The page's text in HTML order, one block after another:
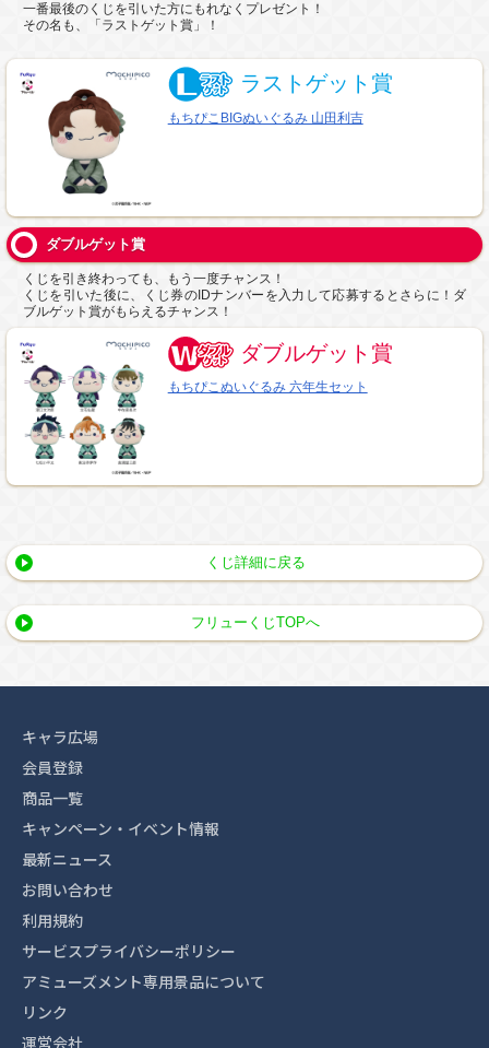
一番最後のくじを引いた方にもれなくプレゼント！
その名も、「ラストゲット賞」！
ラストゲット賞
もちぴこBIGぬいぐるみ 山田利吉
ダブルゲット賞
くじを引き終わっても、もう一度チャンス！
くじを引いた後に、くじ券のIDナンバーを入力して応募するとさらに！ダ
ブルゲット賞がもらえるチャンス！
ダブルゲット賞
もちぴこぬいぐるみ 六年生セット
くじ詳細に戻る
フリューくじTOPへ
キャラ広場
会員登録
商品一覧
キャンペーン・イベント情報
最新ニュース
お問い合わせ
利用規約
サービスプライバシーポリシー
アミューズメント専用景品について
リンク
運営会社